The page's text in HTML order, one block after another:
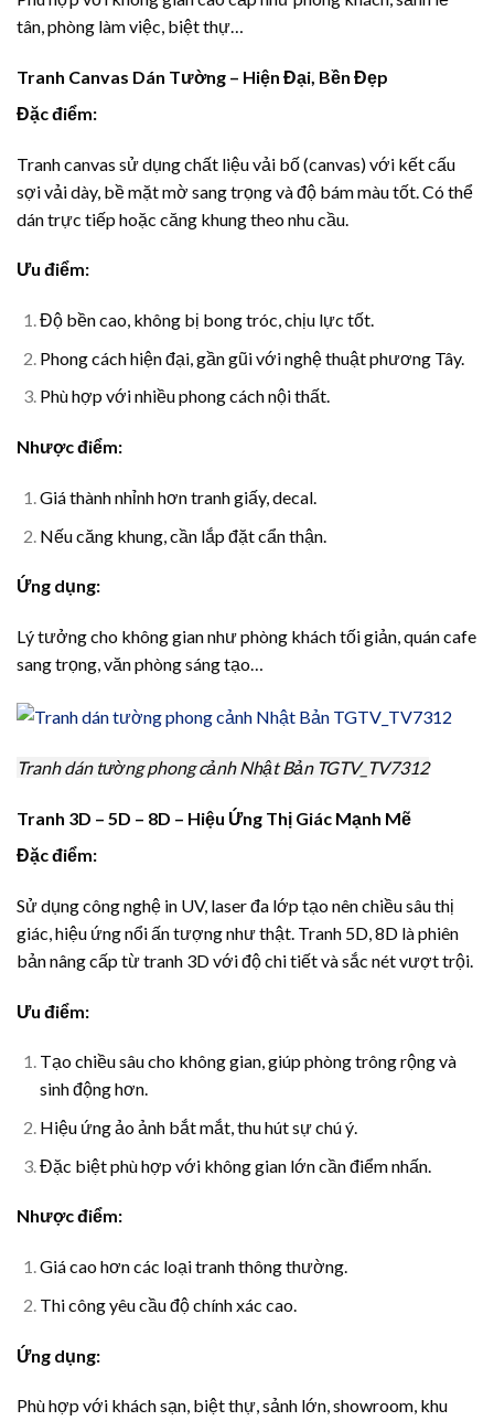
tân, phòng làm việc, biệt thự…
Tranh Canvas Dán Tường – Hiện Đại, Bền Đẹp
Đặc điểm:
Tranh canvas sử dụng chất liệu vải bố (canvas) với kết cấu
sợi vải dày, bề mặt mờ sang trọng và độ bám màu tốt. Có thể
dán trực tiếp hoặc căng khung theo nhu cầu.
Ưu điểm:
Độ bền cao, không bị bong tróc, chịu lực tốt.
Phong cách hiện đại, gần gũi với nghệ thuật phương Tây.
Phù hợp với nhiều phong cách nội thất.
Nhược điểm:
Giá thành nhỉnh hơn tranh giấy, decal.
Nếu căng khung, cần lắp đặt cẩn thận.
Ứng dụng:
Lý tưởng cho không gian như phòng khách tối giản, quán cafe
sang trọng, văn phòng sáng tạo…
Tranh dán tường phong cảnh Nhật Bản TGTV_TV7312
Tranh 3D – 5D – 8D – Hiệu Ứng Thị Giác Mạnh Mẽ
Đặc điểm:
Sử dụng công nghệ in UV, laser đa lớp tạo nên chiều sâu thị
giác, hiệu ứng nổi ấn tượng như thật. Tranh 5D, 8D là phiên
bản nâng cấp từ tranh 3D với độ chi tiết và sắc nét vượt trội.
Ưu điểm:
Tạo chiều sâu cho không gian, giúp phòng trông rộng và
sinh động hơn.
Hiệu ứng ảo ảnh bắt mắt, thu hút sự chú ý.
Đặc biệt phù hợp với không gian lớn cần điểm nhấn.
Nhược điểm:
Giá cao hơn các loại tranh thông thường.
Thi công yêu cầu độ chính xác cao.
Ứng dụng:
Phù hợp với khách sạn, biệt thự, sảnh lớn, showroom, khu